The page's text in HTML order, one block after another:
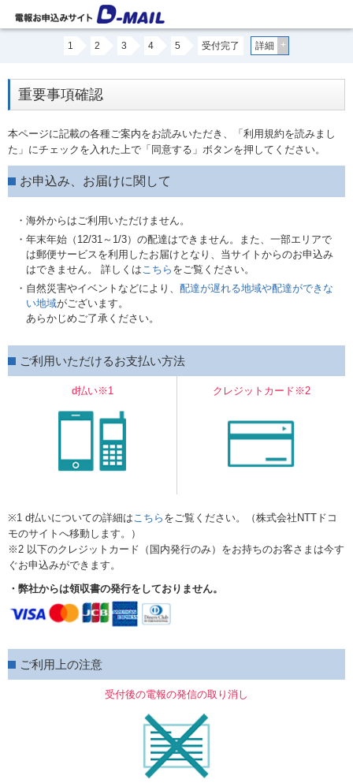
1 2 3 4 5 受付完了 詳細 +
重要事項確認
本ページに記載の各種ご案内をお読みいただき、「利用規約を読みまし
た」にチェックを入れた上で「同意する」ボタンを押してください。
お申込み、お届けに関して
・海外からはご利用いただけません。
・年末年始（12/31～1/3）の配達はできません。また、一部エリアで
は郵便サービスを利用したお届けとなり、当サイトからのお申込み
はできません。 詳しくはこちら をご覧ください。
・自然災害やイベントなどにより、 配達が遅れる地域や配達ができな
い地域がございます。
あらかじめご了承ください。
ご利用いただけるお支払い方法
d払い※1 クレジットカード※2
※1 d払いについての詳細はこちら をご覧ください。（株式会社NTTドコ
モのサイトへ移動します。）
※2 以下のクレジットカード（国内発行のみ）をお持ちのお客さまは今す
ぐお申込みができます。
・弊社からは領収書の発行をしておりません。
ご利用上の注意
受付後の電報の発信の取り消し